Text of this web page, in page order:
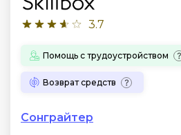
3.7
Помощь с трудоустройством
Возврат средств
Сонграйтер